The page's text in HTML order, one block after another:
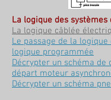
La logique des systèmes
La logique câblée
Le passage de la logique
logique programmée
Décrypter un schéma de
départ moteur
Décrypter un schéma